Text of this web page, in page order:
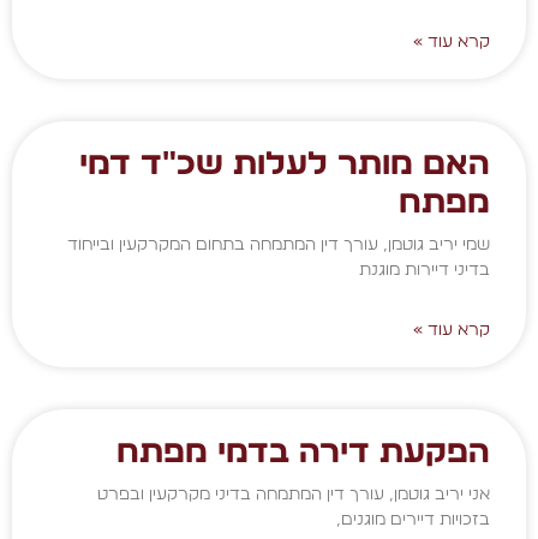
קרא עוד »
האם מותר לעלות שכ"ד דמי
מפתח
שמי יריב גוטמן, עורך דין המתמחה בתחום המקרקעין ובייחוד
בדיני דיירות מוגנת
קרא עוד »
הפקעת דירה בדמי מפתח
אני יריב גוטמן, עורך דין המתמחה בדיני מקרקעין ובפרט
בזכויות דיירים מוגנים,